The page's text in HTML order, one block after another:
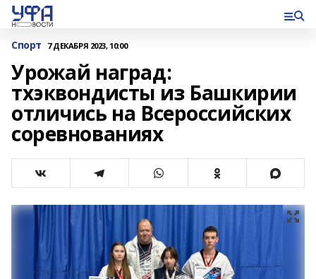
Спорт 7 ДЕКАБРЯ 2023, 10:00
Урожай наград:
тхэквондисты из Башкирии
отличись на Всероссийских
соревнованиях